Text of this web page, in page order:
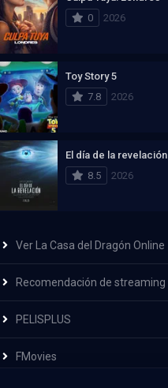
0
2026
Toy Story 5
7.8
2026
El día de la revelación
8.5
2026
Ver La Casa del Dragón Online
Recomendación de streaming
PELISPLUS
FMovies